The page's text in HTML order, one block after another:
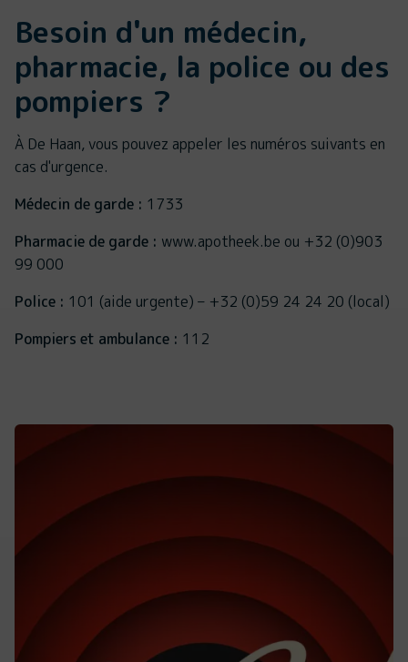
Besoin d'un médecin,
pharmacie, la police ou des
pompiers ?
À De Haan, vous pouvez appeler les numéros suivants en
cas d'urgence.
Médecin de garde : 1733
Pharmacie de garde : www.apotheek.be ou +32 (0)903
99 000
Police : 101 (aide urgente) – +32 (0)59 24 24 20 (local)
Pompiers et ambulance : 112